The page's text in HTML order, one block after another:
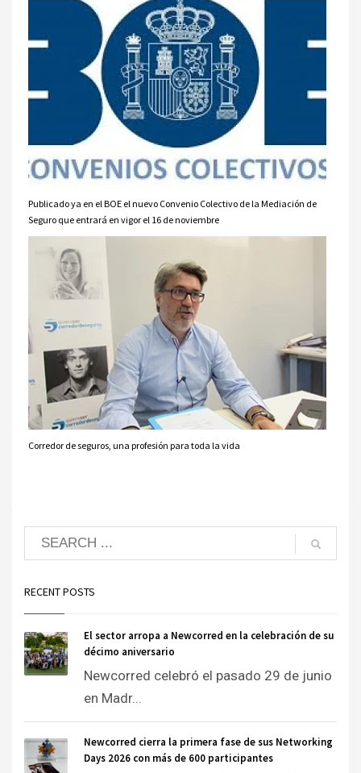
Publicado ya en el BOE el nuevo Convenio Colectivo de la Mediación de
Seguro que entrará en vigor el 16 de noviembre
Corredor de seguros, una profesión para toda la vida
RECENT POSTS
El sector arropa a Newcorred en la celebración de su
décimo aniversario
Newcorred celebró el pasado 29 de junio
en Madr...
Newcorred cierra la primera fase de sus Networking
Days 2026 con más de 600 participantes